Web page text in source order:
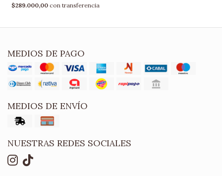
$289.000,00 con transferencia
MEDIOS DE PAGO
MEDIOS DE ENVÍO
NUESTRAS REDES SOCIALES